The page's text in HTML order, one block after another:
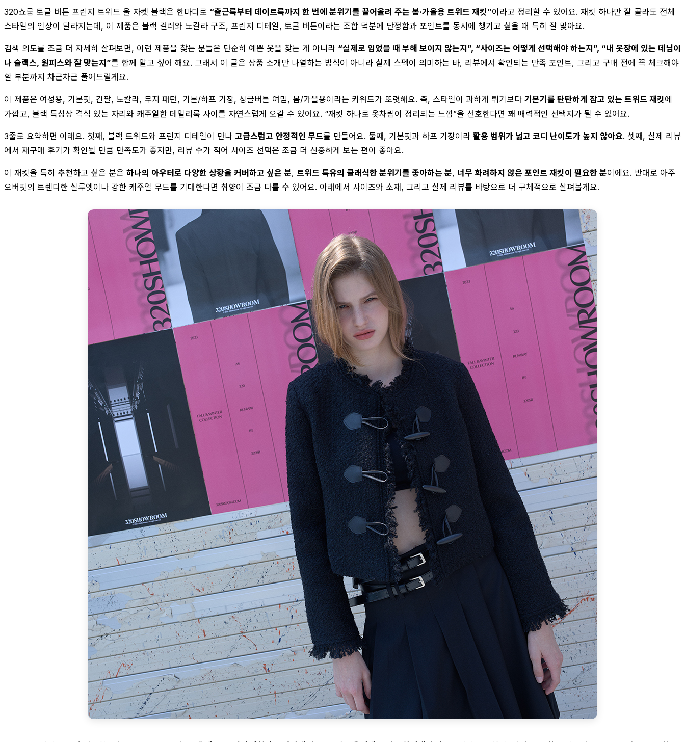
320쇼룸 토글 버튼 프린지 트위드 울 자켓 블랙은 한마디로 “출근룩부터 데이트룩까지 한 번에 분위기를 끌어올려 주는 봄·가을용 트위드 재킷”이라고 정리할 수 있어요. 재킷 하나만 잘 골라도 전체
스타일의 인상이 달라지는데, 이 제품은 블랙 컬러와 노칼라 구조, 프린지 디테일, 토글 버튼이라는 조합 덕분에 단정함과 포인트를 동시에 챙기고 싶을 때 특히 잘 맞아요.
검색 의도를 조금 더 자세히 살펴보면, 이런 제품을 찾는 분들은 단순히 예쁜 옷을 찾는 게 아니라 “실제로 입었을 때 부해 보이지 않는지”, “사이즈는 어떻게 선택해야 하는지”, “내 옷장에 있는 데님이
나 슬랙스, 원피스와 잘 맞는지”를 함께 알고 싶어 해요. 그래서 이 글은 상품 소개만 나열하는 방식이 아니라 실제 스펙이 의미하는 바, 리뷰에서 확인되는 만족 포인트, 그리고 구매 전에 꼭 체크해야
할 부분까지 차근차근 풀어드릴게요.
이 제품은 여성용, 기본핏, 긴팔, 노칼라, 무지 패턴, 기본/하프 기장, 싱글버튼 여밈, 봄/가을용이라는 키워드가 또렷해요. 즉, 스타일이 과하게 튀기보다 기본기를 탄탄하게 잡고 있는 트위드 재킷에
가깝고, 블랙 특성상 격식 있는 자리와 캐주얼한 데일리룩 사이를 자연스럽게 오갈 수 있어요. “재킷 하나로 옷차림이 정리되는 느낌”을 선호한다면 꽤 매력적인 선택지가 될 수 있어요.
3줄로 요약하면 이래요. 첫째, 블랙 트위드와 프린지 디테일이 만나 고급스럽고 안정적인 무드를 만들어요. 둘째, 기본핏과 하프 기장이라 활용 범위가 넓고 코디 난이도가 높지 않아요. 셋째, 실제 리뷰
에서 재구매 후기가 확인될 만큼 만족도가 좋지만, 리뷰 수가 적어 사이즈 선택은 조금 더 신중하게 보는 편이 좋아요.
이 재킷을 특히 추천하고 싶은 분은 하나의 아우터로 다양한 상황을 커버하고 싶은 분, 트위드 특유의 클래식한 분위기를 좋아하는 분, 너무 화려하지 않은 포인트 재킷이 필요한 분이에요. 반대로 아주
오버핏의 트렌디한 실루엣이나 강한 캐주얼 무드를 기대한다면 취향이 조금 다를 수 있어요. 아래에서 사이즈와 소재, 그리고 실제 리뷰를 바탕으로 더 구체적으로 살펴볼게요.